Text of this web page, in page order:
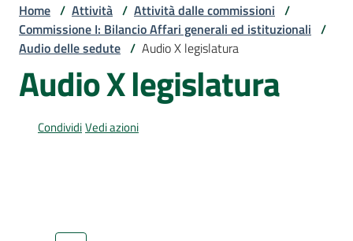
Assemblea
Attività
Home / Attività / Attività dalle commissioni /
Commissione I: Bilancio Affari generali ed istituzionali /
Audio delle sedute / Audio X legislatura
Audio X legislatura
CondividiVedi azioni